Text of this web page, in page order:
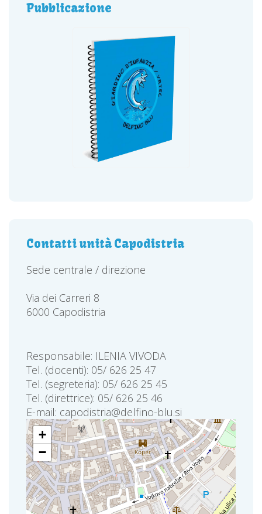
Pubblicazione
Contatti unità Capodistria
Sede centrale / direzione
Via dei Carreri 8
6000 Capodistria
Responsabile: ILENIA VIVODA
Tel. (docenti): 05/ 626 25 47
Tel. (segreteria): 05/ 626 25 45
Tel. (direttrice): 05/ 626 25 46
E-mail: capodistria@delfino-blu.si
+
−